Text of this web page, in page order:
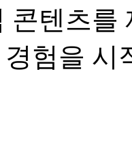
콘텐츠를
험을 시